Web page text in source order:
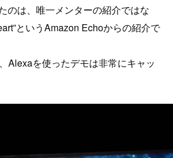
のは、唯一メンターの紹介ではな
というAmazon Echoからの紹介で
Alexaを使ったデモは非常にキャッ